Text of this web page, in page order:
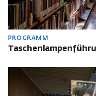
PROGRAMM